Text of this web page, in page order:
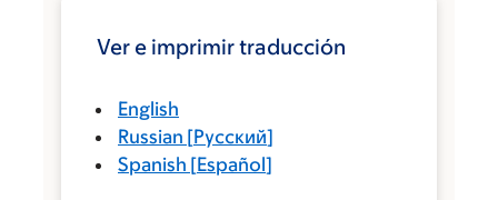
Ver e imprimir traducción
English
Russian [Русский]
Spanish [Español]